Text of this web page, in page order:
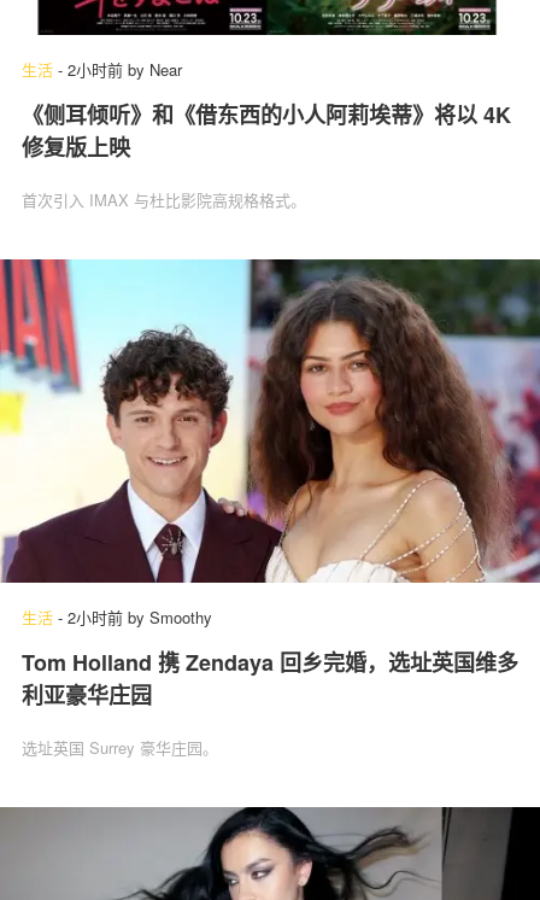
生活 - 2小时前 by Near
《侧耳倾听》和《借东西的小人阿莉埃蒂》将以 4K
修复版上映
首次引入 IMAX 与杜比影院高规格格式。
生活 - 2小时前 by Smoothy
Tom Holland 携 Zendaya 回乡完婚，选址英国维多
利亚豪华庄园
选址英国 Surrey 豪华庄园。